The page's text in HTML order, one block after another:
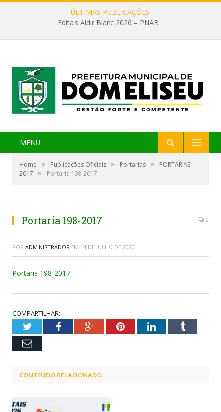
ÚLTIMAS PUBLICAÇÕES:
Editais Aldir Blanc 2026 – PNAB
MENU
Home » Publicações Oficiais » Portarias »
PORTARIAS
2017
» Portaria 198-2017
Portaria 198-2017 0
POR ADMINISTRADOR EM 14 DE JULHO DE 2020
Portaria 198-2017
COMPARTILHAR:
TwitterFacebookGoogle+PinterestLinkedInTumblr
Email
CONTEÚDO RELACIONADO